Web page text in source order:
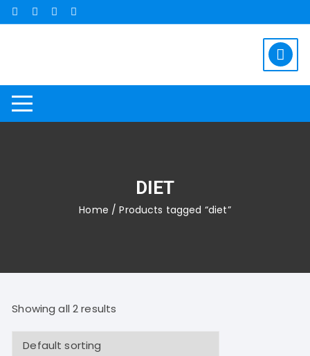
Saltar
al
DIET
Home / Products tagged “diet”
Showing all 2 results